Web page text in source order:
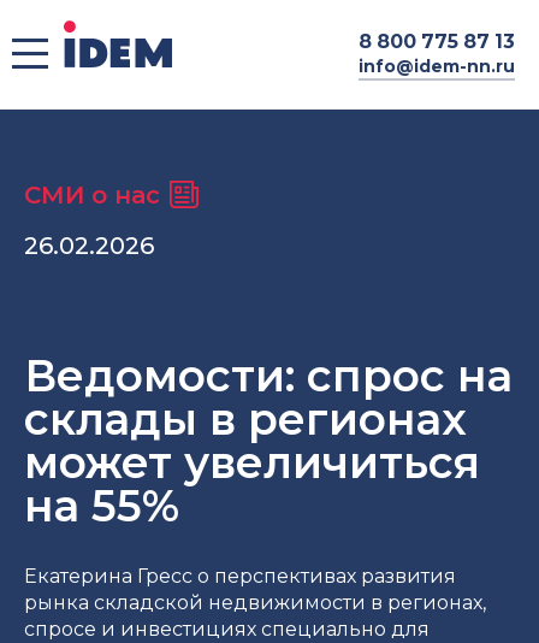
8 800 775 87 13
info@idem-nn.ru
СМИ о нас
26.02.2026
Ведомости: спрос на
склады в регионах
может увеличиться
на 55%
Екатерина Гресс о перспективах развития
рынка складской недвижимости в регионах,
спросе и инвестициях специально для